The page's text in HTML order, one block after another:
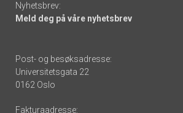
Nyhetsbrev:
Meld deg på våre nyhetsbrev
Post- og besøksadresse:
Universitetsgata 22
0162 Oslo
Fakturaadresse: